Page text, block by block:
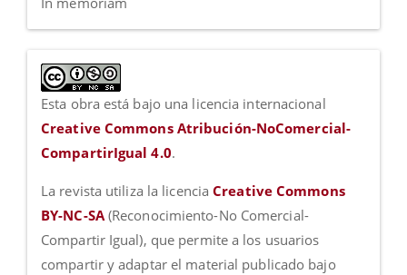
Esta obra está bajo una licencia internacional
Creative Commons Atribución-NoComercial-
CompartirIgual 4.0.
La revista utiliza la licenciaCreative Commons
BY-NC-SA(Reconocimiento-No Comercial-
Compartir Igual), que permite a los usuarios
compartir y adaptar el material publicado bajo